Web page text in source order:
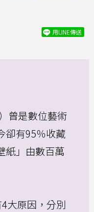
用LINE傳送
曾是數位藝術
卻有95％收藏
紙」由數百萬
大原因，分別